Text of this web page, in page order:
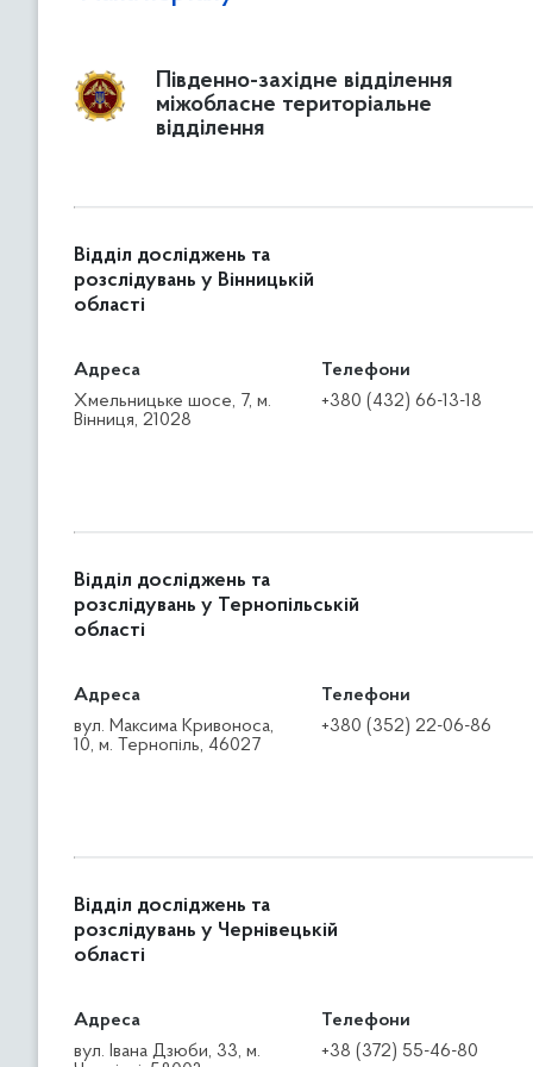
Південно-західне відділення
міжобласне територіальне
відділення
Відділ досліджень та
розслідувань у Вінницькій
області
Адреса
Хмельницьке шосе, 7, м.
Вінниця, 21028
Телефони
+380 (432) 66-13-18
Відділ досліджень та
розслідувань у Тернопільській
області
Адреса
вул. Максима Кривоноса,
10, м. Тернопіль, 46027
Телефони
+380 (352) 22-06-86
Відділ досліджень та
розслідувань у Чернівецькій
області
Адреса
вул. Івана Дзюби, 33, м.
Телефони
+38 (372) 55-46-80